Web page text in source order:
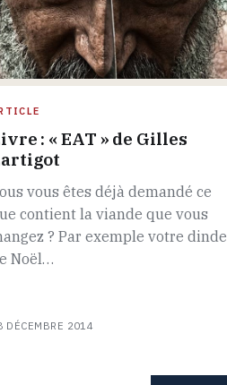
: « EAT » de Gilles
vous êtes déjà demandé ce
contient la viande que vous
? Par exemple votre dinde
Noël…
DÉCEMBRE 2014